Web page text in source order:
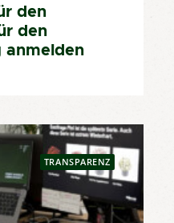
den
den
anmelden
TRANSPARENZ